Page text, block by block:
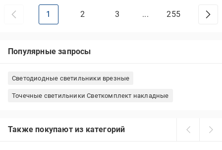
1 2 3 ... 255
Популярные запросы
Светодиодные светильники врезные
Точечные светильники Светкомплект накладные
Также покупают из категорий